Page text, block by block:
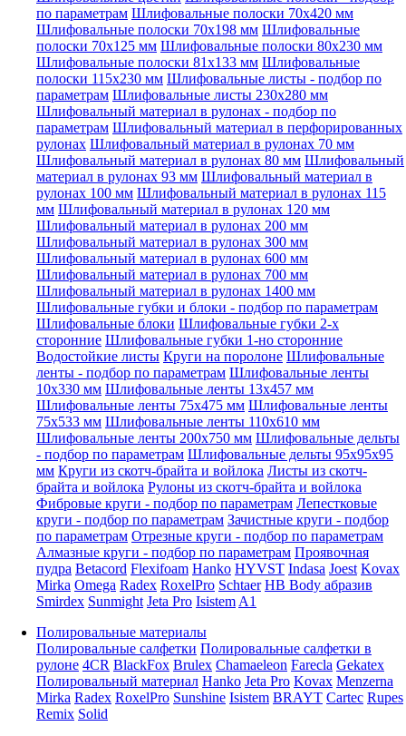
по параметрам Шлифовальные полоски 70x420 мм
Шлифовальные полоски 70x198 мм Шлифовальные
полоски 70x125 мм Шлифовальные полоски 80x230 мм
Шлифовальные полоски 81x133 мм Шлифовальные
полоски 115x230 мм Шлифовальные листы - подбор по
параметрам Шлифовальные листы 230x280 мм
Шлифовальный материал в рулонах - подбор по
параметрам Шлифовальный материал в перфорированных
рулонах Шлифовальный материал в рулонах 70 мм
Шлифовальный материал в рулонах 80 мм Шлифовальный
материал в рулонах 93 мм Шлифовальный материал в
рулонах 100 мм Шлифовальный материал в рулонах 115
мм Шлифовальный материал в рулонах 120 мм
Шлифовальный материал в рулонах 200 мм
Шлифовальный материал в рулонах 300 мм
Шлифовальный материал в рулонах 600 мм
Шлифовальный материал в рулонах 700 мм
Шлифовальный материал в рулонах 1400 мм
Шлифовальные губки и блоки - подбор по параметрам
Шлифовальные блоки Шлифовальные губки 2-х
сторонние Шлифовальные губки 1-но сторонние
Водостойкие листы Круги на поролоне Шлифовальные
ленты - подбор по параметрам Шлифовальные ленты
10x330 мм Шлифовальные ленты 13x457 мм
Шлифовальные ленты 75x475 мм Шлифовальные ленты
75x533 мм Шлифовальные ленты 110x610 мм
Шлифовальные ленты 200x750 мм Шлифовальные дельты
- подбор по параметрам Шлифовальные дельты 95x95x95
мм Круги из скотч-брайта и войлока Листы из скотч-
брайта и войлока Рулоны из скотч-брайта и войлока
Фибровые круги - подбор по параметрам Лепестковые
круги - подбор по параметрам Зачистные круги - подбор
по параметрам Отрезные круги - подбор по параметрам
Алмазные круги - подбор по параметрам Проявочная
пудра Betacord Flexifoam Hanko HYVST Indasa Joest Kovax
Mirka Omega Radex RoxelPro Schtaer HB Body абразив
Smirdex Sunmight Jeta Pro Isistem A1
Полировальные материалы
Полировальные салфетки Полировальные салфетки в
рулоне 4CR BlackFox Brulex Chamaeleon Farecla Gekatex
Полировальный материал Hanko Jeta Pro Kovax Menzerna
Mirka Radex RoxelPro Sunshine Isistem BRAYT Cartec Rupes
Remix Solid